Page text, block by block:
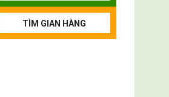
TÌM GIAN HÀNG